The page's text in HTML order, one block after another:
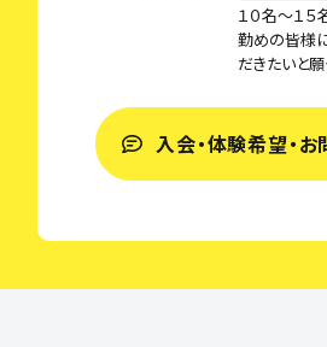
１０名～１５
勤めの皆様
だきたいと願
入会・体験希望・